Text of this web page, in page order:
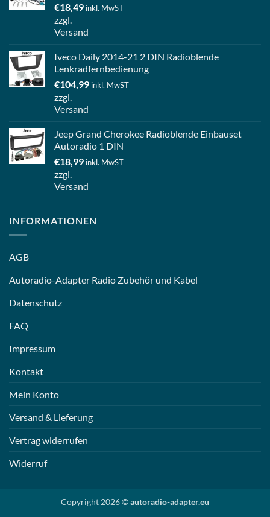
€18,49 inkl. MwST
zzgl.
Versand
Iveco Daily 2014-21 2 DIN Radioblende
Lenkradfernbedienung
€104,99 inkl. MwST
zzgl.
Versand
Jeep Grand Cherokee Radioblende Einbauset
Autoradio 1 DIN
€18,99 inkl. MwST
zzgl.
Versand
INFORMATIONEN
AGB
Autoradio-Adapter Radio Zubehör und Kabel
Datenschutz
FAQ
Impressum
Kontakt
Mein Konto
Versand & Lieferung
Vertrag widerrufen
Widerruf
Copyright 2026 ©autoradio-adapter.eu